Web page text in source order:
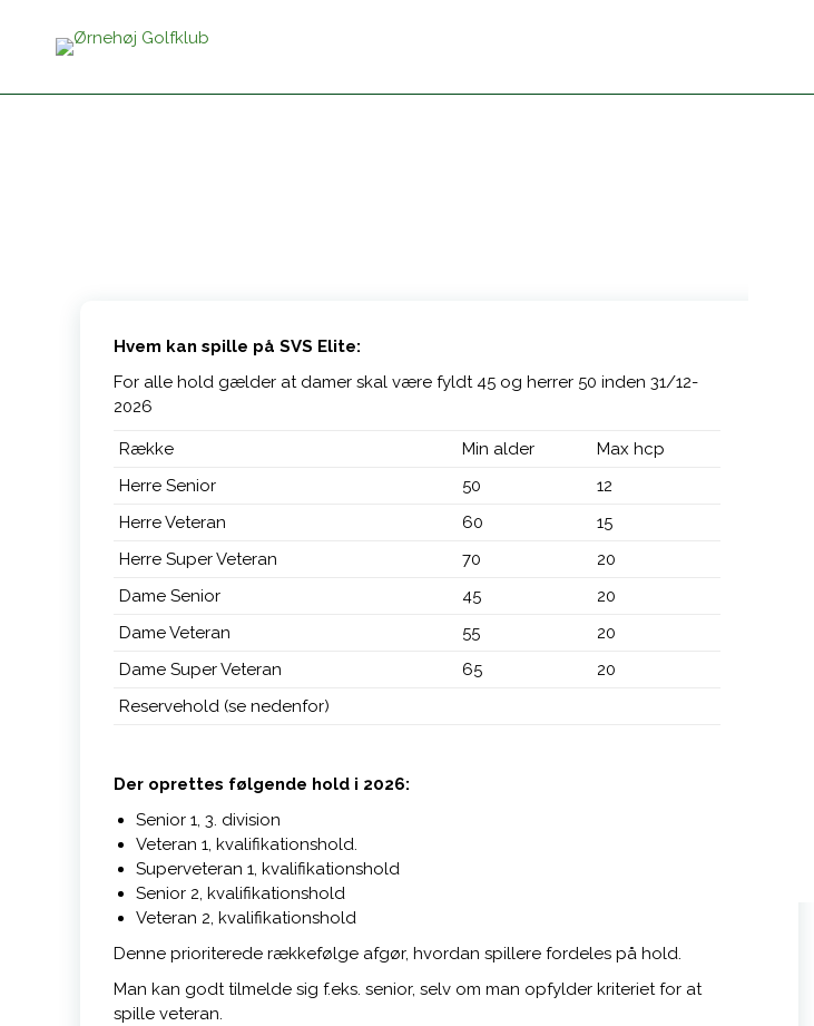
Hvem kan spille på SVS Elite:
For alle hold gælder at damer skal være fyldt 45 og herrer 50 inden 31/12-
2026
Række Min alder
Max hcp
Herre Senior
50
12
Herre Veteran
60
15
Herre Super Veteran
70
20
Dame Senior
45
20
Dame Veteran
55
20
Dame Super Veteran
65
20
Reservehold (se nedenfor)
Der oprettes følgende hold i 2026:
Senior 1, 3. division
Veteran 1, kvalifikationshold.
Superveteran 1, kvalifikationshold
Senior 2, kvalifikationshold
Veteran 2, kvalifikationshold
Denne prioriterede rækkefølge afgør, hvordan spillere fordeles på hold.
Man kan godt tilmelde sig f.eks. senior, selv om man opfylder kriteriet for at
spille veteran.